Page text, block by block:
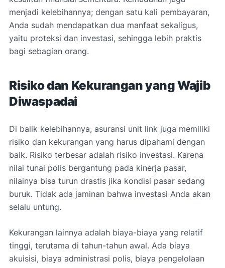
menjadi kelebihannya; dengan satu kali pembayaran,
Anda sudah mendapatkan dua manfaat sekaligus,
yaitu proteksi dan investasi, sehingga lebih praktis
bagi sebagian orang.
Risiko dan Kekurangan yang Wajib
Diwaspadai
Di balik kelebihannya, asuransi unit link juga memiliki
risiko dan kekurangan yang harus dipahami dengan
baik. Risiko terbesar adalah risiko investasi. Karena
nilai tunai polis bergantung pada kinerja pasar,
nilainya bisa turun drastis jika kondisi pasar sedang
buruk. Tidak ada jaminan bahwa investasi Anda akan
selalu untung.
Kekurangan lainnya adalah biaya-biaya yang relatif
tinggi, terutama di tahun-tahun awal. Ada biaya
akuisisi, biaya administrasi polis, biaya pengelolaan